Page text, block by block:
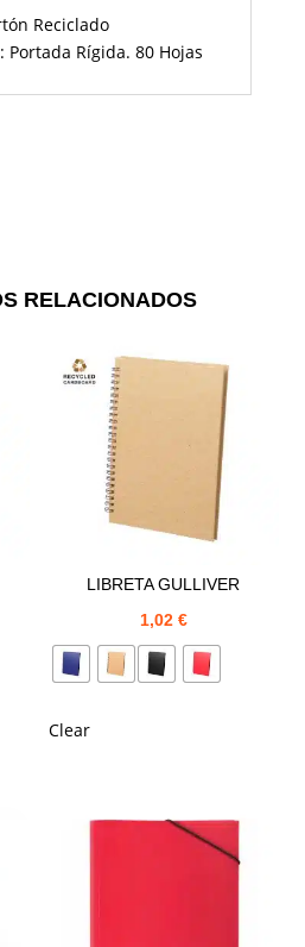
Reciclado
Rígida. 80 Hojas
RELACIONADOS
LIBRETA GULLIVER
1,02 €
Clear